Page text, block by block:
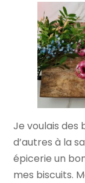
Je voulais des
d’autres à la
épicerie un
mes biscuits.